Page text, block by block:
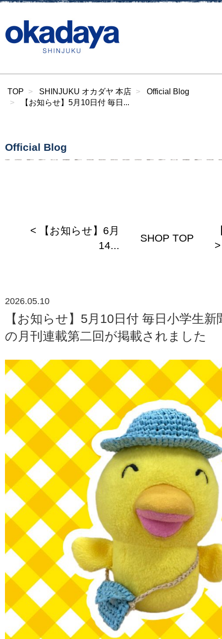
TOP SHINJUKU オカダヤ 本店
Official Blog
【お知らせ】5月10日付 毎日...
Official Blog
< 【お知らせ】6月
14...
SHOP TOP
>
2026.05.10
【お知らせ】5月10日付 毎日小学生
の月刊連載第二回が掲載されました